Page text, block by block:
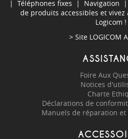
| Téléphones fixes | Navigation |
de produits accessibles et vivez
Logicom !
> Site LOGICOM
Foire Aux
Notices
Charte
Déclarations de
Manuels de réparation et